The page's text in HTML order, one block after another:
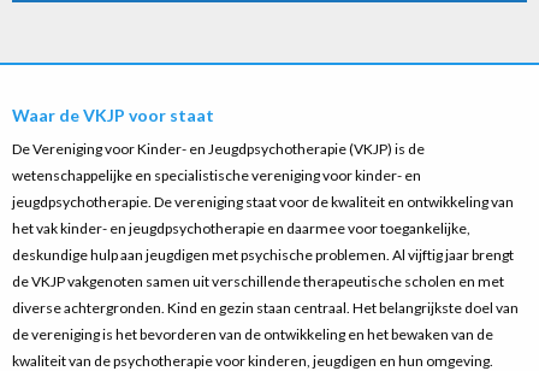
Waar de VKJP voor staat
De Vereniging voor Kinder- en Jeugdpsychotherapie (VKJP) is de
wetenschappelijke en specialistische vereniging voor kinder- en
jeugdpsychotherapie. De vereniging staat voor de kwaliteit en ontwikkeling van
het vak kinder- en jeugdpsychotherapie en daarmee voor toegankelijke,
deskundige hulp aan jeugdigen met psychische problemen. Al vijftig jaar brengt
de VKJP vakgenoten samen uit verschillende therapeutische scholen en met
diverse achtergronden. Kind en gezin staan centraal. Het belangrijkste doel van
de vereniging is het bevorderen van de ontwikkeling en het bewaken van de
kwaliteit van de psychotherapie voor kinderen, jeugdigen en hun omgeving.